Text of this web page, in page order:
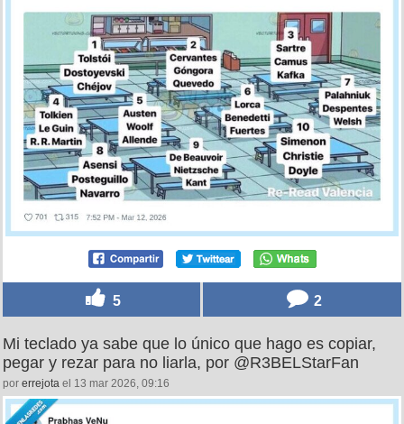
5 2
Mi teclado ya sabe que lo único que hago es copiar,
pegar y rezar para no liarla, por @R3BELStarFan
por errejota el 13 mar 2026, 09:16